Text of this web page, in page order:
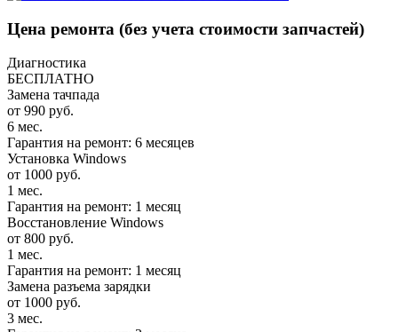
Цена ремонта (без учета стоимости запчастей)
Диагностика
БЕСПЛАТНО
Замена тачпада
от 990 руб.
6 мес.
Гарантия на ремонт: 6 месяцев
Установка Windows
от 1000 руб.
1 мес.
Гарантия на ремонт: 1 месяц
Восстановление Windows
от 800 руб.
1 мес.
Гарантия на ремонт: 1 месяц
Замена разъема зарядки
от 1000 руб.
3 мес.